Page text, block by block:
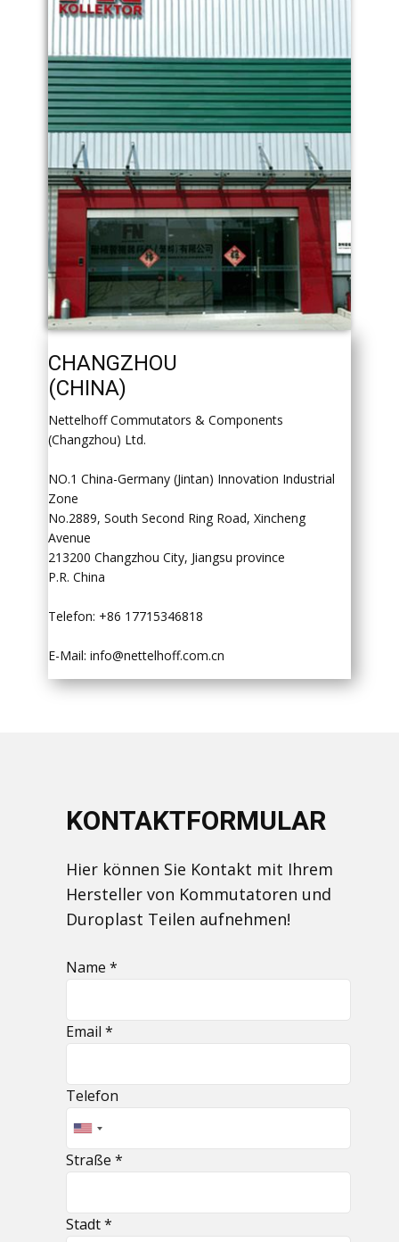
CHANGZHOU
(CHINA)
Nettelhoff Commutators & Components
(Changzhou) Ltd.
NO.1 China-Germany (Jintan) Innovation Industrial
Zone
No.2889, South Second Ring Road, Xincheng
Avenue
213200 Changzhou City, Jiangsu province
P.R. China
Telefon: +86 17715346818
E-Mail: info@nettelhoff.com.cn
KONTAKTFORMULAR
Hier können Sie Kontakt mit Ihrem
Hersteller von Kommutatoren und
Duroplast Teilen aufnehmen!
Name *
Email *
Telefon
Straße *
Stadt *